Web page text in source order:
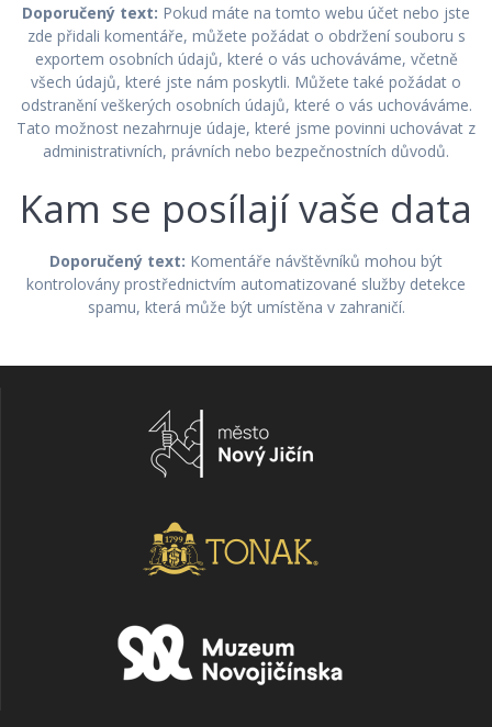
Doporučený text: Pokud máte na tomto webu účet nebo jste
zde přidali komentáře, můžete požádat o obdržení souboru s
exportem osobních údajů, které o vás uchováváme, včetně
všech údajů, které jste nám poskytli. Můžete také požádat o
odstranění veškerých osobních údajů, které o vás uchováváme.
Tato možnost nezahrnuje údaje, které jsme povinni uchovávat z
administrativních, právních nebo bezpečnostních důvodů.
Kam se posílají vaše data
Doporučený text: Komentáře návštěvníků mohou být
kontrolovány prostřednictvím automatizované služby detekce
spamu, která může být umístěna v zahraničí.